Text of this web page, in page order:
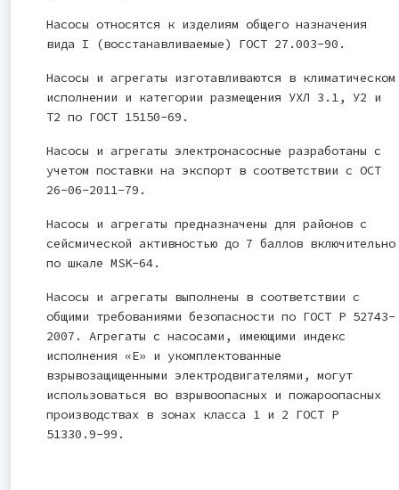
Насосы относятся к изделиям общего назначения
вида I (восстанавливаемые) ГОСТ 27.003-90.
Насосы и агрегаты изготавливаются в климатическом
исполнении и категории размещения УХЛ 3.1, У2 и
Т2 по ГОСТ 15150-69.
Насосы и агрегаты электронасосные разработаны с
учетом поставки на экспорт в соответствии с ОСТ
26-06-2011-79.
Насосы и агрегаты предназначены для районов с
сейсмической активностью до 7 баллов включительно
по шкале MSK-64.
Насосы и агрегаты выполнены в соответствии с
общими требованиями безопасности по ГОСТ Р 52743-
2007. Агрегаты с насосами, имеющими индекс
исполнения «Е» и укомплектованные
взрывозащищенными электродвигателями, могут
использоваться во взрывоопасных и пожароопасных
производствах в зонах класса 1 и 2 ГОСТ Р
51330.9-99.